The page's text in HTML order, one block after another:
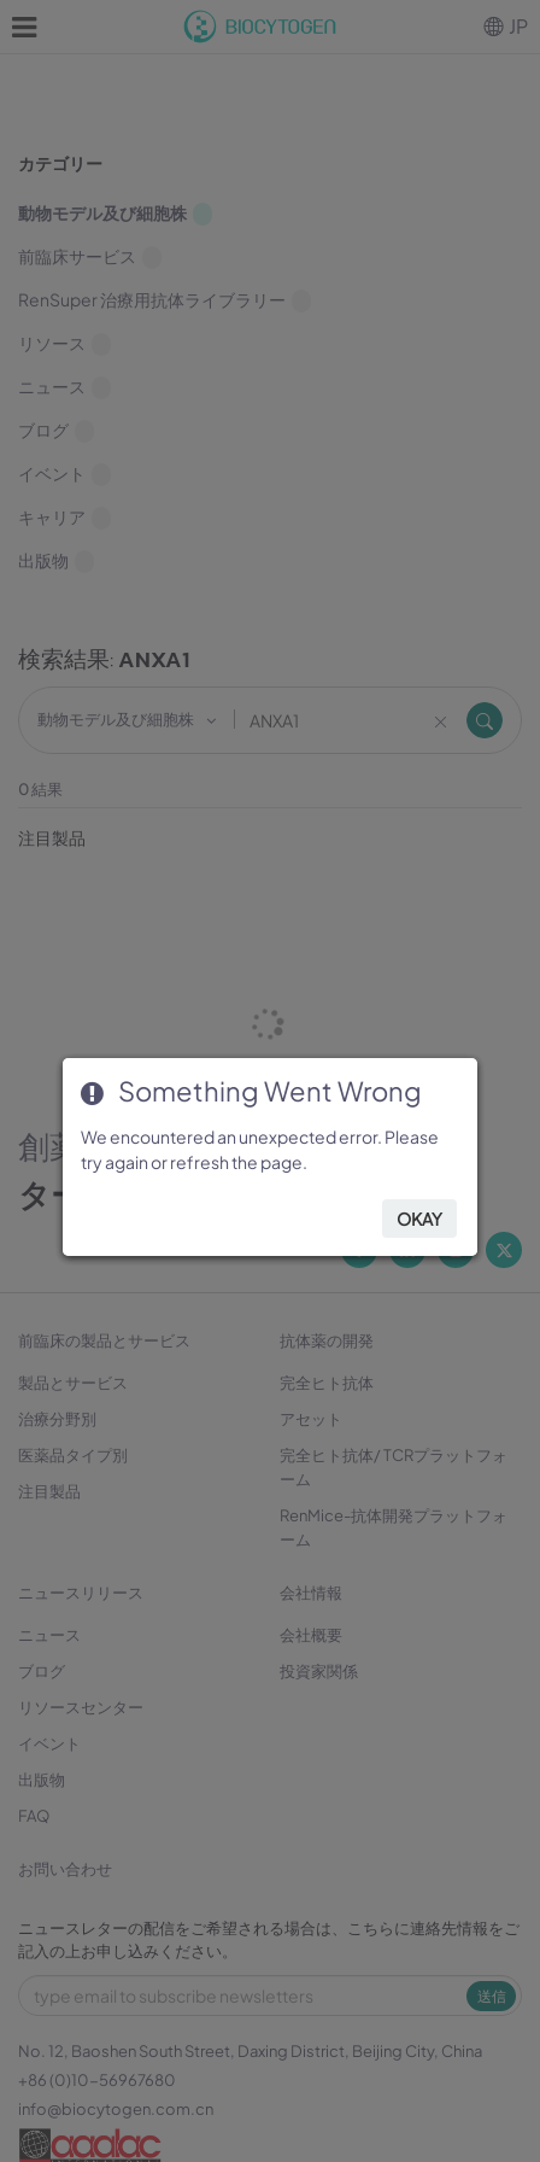
カテゴリー
動物モデル及び細胞株
前臨床サービス
RenSuper 治療用抗体ライブラリー
リソース
ニュース
ブログ
イベント
キャリア
出版物
検索結果:ANXA1
動物モデル及び細胞株
0結果
注目製品
JP
創薬のパートナー
ターゲットから治療法開発へ
前臨床の製品とサービス
製品とサービス
治療分野別
医薬品タイプ別
注目製品
抗体薬の開発
完全ヒト抗体
アセット
完全ヒト抗体/ TCRプラットフォ
ーム
RenMice-抗体開発プラットフォ
ーム
ニュースリリース
ニュース
ブログ
リソースセンター
イベント
出版物
FAQ
会社情報
会社概要
投資家関係
お問い合わせ
ニュースレターの配信をご希望される場合は、こちらに連絡先情報をご
記入の上お申し込みください。
送信
No. 12, Baoshen South Street, Daxing District, Beijing City, China
+86 (0)10-56967680
info@biocytogen.com.cn
Something Went Wrong
We encountered an unexpected error. Please
try again or refresh the page.
OKAY
Something Went Wrong
We encountered an unexpected error. Please
try again or refresh the page.
OKAY
Something Went Wrong
We encountered an unexpected error. Please
try again or refresh the page.
OKAY
Something Went Wrong
We encountered an unexpected error. Please
try again or refresh the page.
OKAY
Something Went Wrong
We encountered an unexpected error. Please
try again or refresh the page.
OKAY